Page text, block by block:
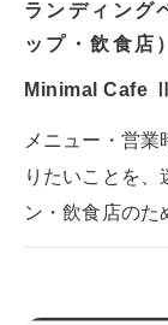
ランディング
ップ・飲食店）
Minimal Cafe Ⅱ
メニュー・営
りたいことを
ン・飲食店のた